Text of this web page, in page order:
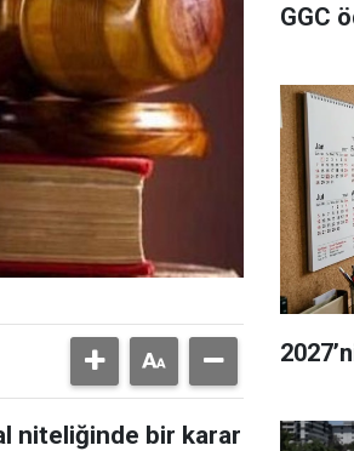
niteliğinde bir karar
GGC